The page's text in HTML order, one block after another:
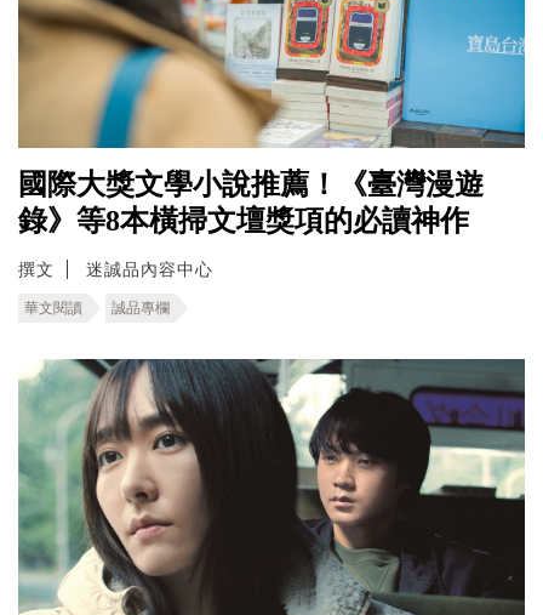
國際大獎文學小說推薦！《臺灣漫遊
錄》等8本橫掃文壇獎項的必讀神作
撰文 迷誠品內容中心
華文閱讀 誠品專欄